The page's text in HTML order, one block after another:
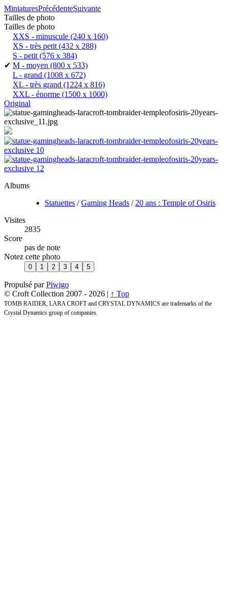
MiniaturesPrécédenteSuivante
Tailles de photo
Tailles de photo
XXS - minuscule (240 x 160)
XS - très petit(432 x 288)
S - petit(576 x 384)
✔ M - moyen (800 x 533)
L - grand (1008 x 672)
XL - très grand (1224 x 816)
XXL - énorme (1500 x 1000)
Original
Albums
Statuettes /Gaming Heads /20 ans : Temple of Osiris
Visites
2835
Score
pas de note
Notez cette photo
Propulsé parPiwigo
© Croft Collection 2007 - 2026 | ↑ Top
TOMB RAIDER, LARA CROFT and CRYSTAL DYNAMICS are trademarks of the
Crystal Dynamics group of companies.